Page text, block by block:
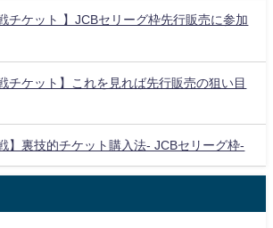
チケット 】JCBセリーグ枠先行販売に参加
チケット】これを見れば先行販売の狙い目
】裏技的チケット購入法- JCBセリーグ枠-